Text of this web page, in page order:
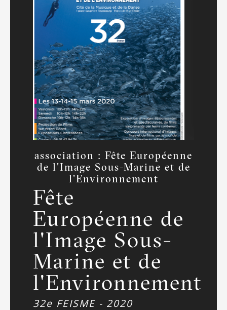
association : Fête Européenne
de l'Image Sous-Marine et de
l'Environnement
Fête
Européenne de
l'Image Sous-
Marine et de
l'Environnement
32e FEISME - 2020